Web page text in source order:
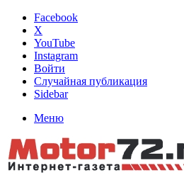
Facebook
X
YouTube
Instagram
Войти
Случайная публикация
Sidebar
Меню